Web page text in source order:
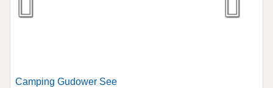
Camping Gudower See